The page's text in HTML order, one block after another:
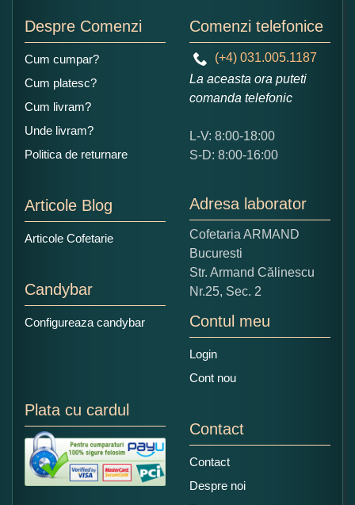
Ce nota acordati acestui produs?
5
Copiati alaturi numarul din imagine:
Despre Comenzi
Cum cumpar?
Cum platesc?
Cum livram?
Unde livram?
Politica de returnare
Articole Blog
Articole Cofetarie
Candybar
Configureaza candybar
Comenzi telefonice
(+4) 031.005.1187
La aceasta ora puteti
comanda telefonic
L-V: 8:00-18:00
S-D: 8:00-16:00
Adresa laborator
Cofetaria ARMAND
Bucuresti
Str. Armand Călinescu
Nr.25, Sec. 2
Contul meu
Login
Cont nou
Plata cu cardul
Contact
Contact
Despre noi